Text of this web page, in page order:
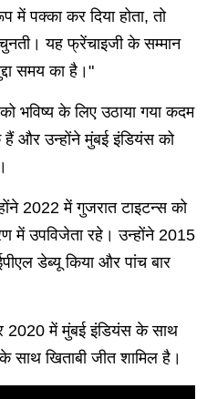
में पक्का कर दिया होता, तो
चुनती। यह फ्रेंचाइजी के सम्मान
समय का है।"
भविष्य के लिए उठाया गया कदम
हैं और उन्होंने मुंबई इंडियंस को
2022 में गुजरात टाइटन्स को
में उपविजेता रहे। उन्होंने 2015
डेब्यू किया और पांच बार
में मुंबई इंडियंस के साथ
खिताबी जीत शामिल है।